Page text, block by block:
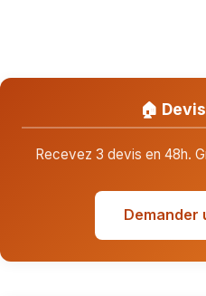
🏠
Recevez 3 devis en 48h.
Demander